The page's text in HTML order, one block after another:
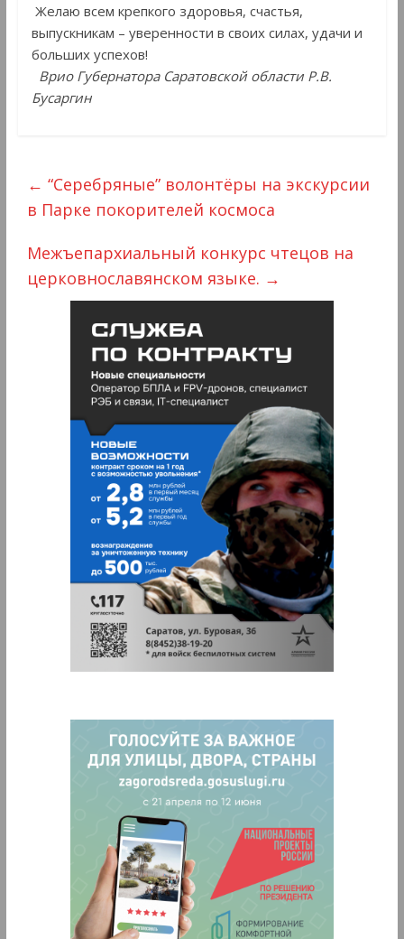
Желаю всем крепкого здоровья, счастья,
выпускникам – уверенности в своих силах, удачи и
больших успехов!
Врио Губернатора Саратовской области Р.В.
Бусаргин
← “Серебряные” волонтёры на экскурсии
в Парке покорителей космоса
Межъепархиальный конкурс чтецов на
церковнославянском языке. →